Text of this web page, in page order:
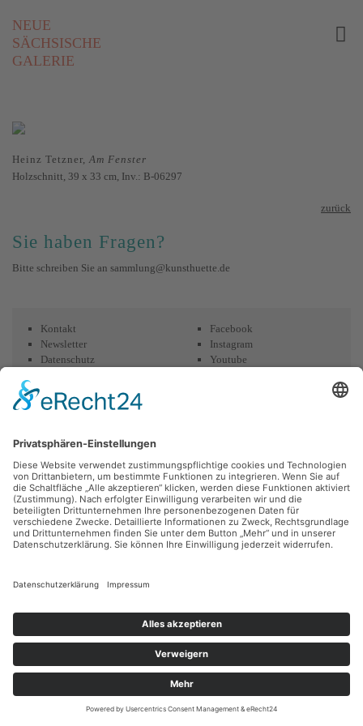
NEUE
SÄCHSISCHE
GALERIE
Heinz Tetzner, Am Fenster
Holzschnitt, 39 x 33 cm, Inv.: B-06297
zurück
Sie haben Fragen?
Bitte schreiben Sie an sammlung@kunsthuette.de
Kontakt
Newsletter
Datenschutz
Facebook
Instagram
Youtube